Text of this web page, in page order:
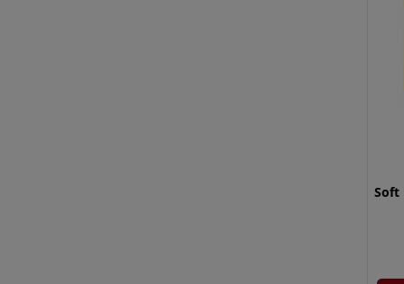
Soft